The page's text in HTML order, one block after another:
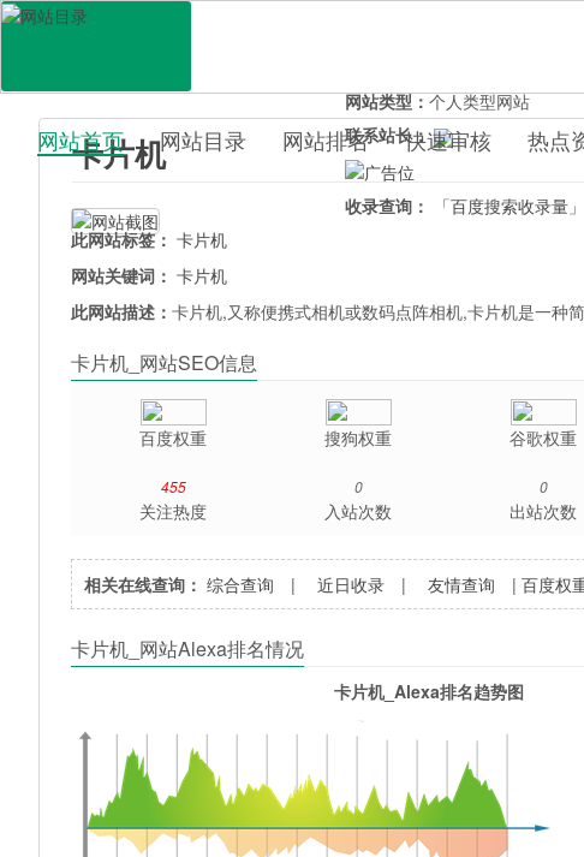
百科目录
网站首页 网站目录 网站排名 快速审核 热点
卡片机
网站类型：个人类型网站
联系站长：
收录查询： 「百度搜索收录量」
此网站标签： 卡片机
网站关键词： 卡片机
此网站描述：卡片机,又称便携式相机或数码点阵相机,卡片机是一种
卡片机_网站SEO信息
百度权重 搜狗权重 谷歌权重
455
关注热度
0
入站次数
0
出站次数
相关在线查询： 综合查询 |近日收录 |友情查询 |百度权
卡片机_网站Alexa排名情况
卡片机_Alexa排名趋势图